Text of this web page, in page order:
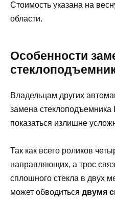
Стоимость указана на
области.
Особенности
Владельцам других
замена
показаться излишне
Так как всего роликов
направляющих, а трос
сплошного стекла в двух
может обводиться двумя